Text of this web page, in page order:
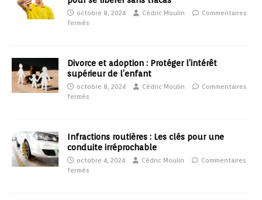
octobre 8, 2024 Cédric Moulin
Commentaires
fermés
Divorce et adoption : Protéger l’intérêt
supérieur de l’enfant
octobre 8, 2024 Cédric Moulin
Commentaires
fermés
Infractions routières : Les clés pour une
conduite irréprochable
octobre 4, 2024 Cédric Moulin
Commentaires
fermés